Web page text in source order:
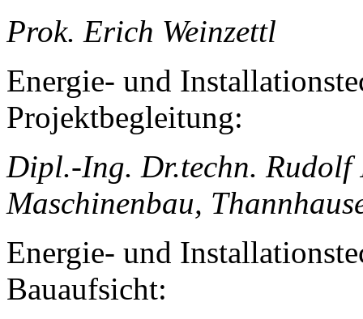
Prok. Erich Weinzettl
Energie- und
Projektbegleitung:
Dipl.-Ing. Dr.techn.
Maschinenbau,
Energie- und
Bauaufsicht: